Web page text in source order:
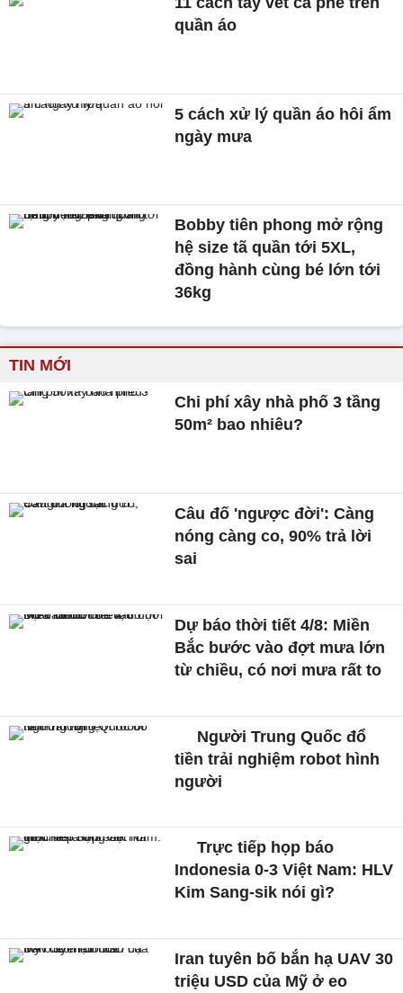
quần áo
5 cách xử lý quần áo hôi ẩm
ngày mưa
Bobby tiên phong mở rộng
hệ size tã quần tới 5XL,
đồng hành cùng bé lớn tới
36kg
TIN MỚI
Chi phí xây nhà phố 3 tầng
50m² bao nhiêu?
Câu đố 'ngược đời': Càng
nóng càng co, 90% trả lời
sai
Dự báo thời tiết 4/8: Miền
Bắc bước vào đợt mưa lớn
từ chiều, có nơi mưa rất to
Người Trung Quốc đổ
tiền trải nghiệm robot hình
người
Trực tiếp họp báo
Indonesia 0-3 Việt Nam: HLV
Kim Sang-sik nói gì?
Iran tuyên bố bắn hạ UAV 30
triệu USD của Mỹ ở eo